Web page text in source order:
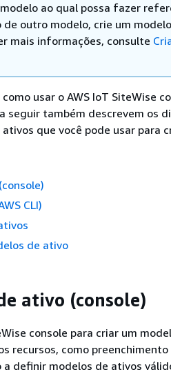
ao qual possa fazer
outro modelo, crie um
mais informações, consulte
usar o AWS IoT SiteWise
seguir também descrevem os
que você pode usar para
CLI)
de ativo
ativo (console)
console para criar um
recursos, como
definir modelos de ativos